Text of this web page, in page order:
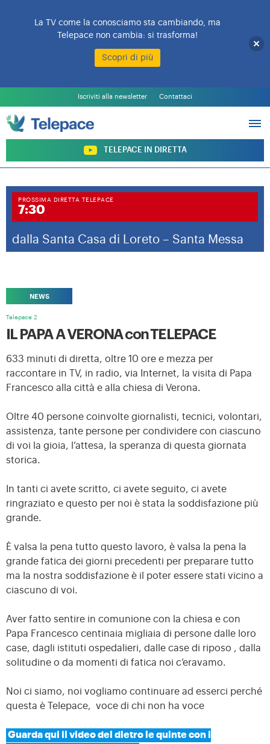
Iscriviti alla newsletter Contattaci
TELEPACE IN DIRETTA
L’EMITTENTE
PALINSESTO
PROGRAMMI
ARCHIVIO PROGRAMMI
SOSTIENI TELEPACE
PROSSIMA DIRETTA TELEPACE
7:30
dalla Santa Casa di Loreto – Santa Messa
NEWS
Telepace 2
IL PAPA A VERONA con TELEPACE
633 minuti di diretta, oltre 10 ore e mezza per
raccontare in TV, in radio, via Internet, la visita di Papa
Francesco alla città e alla chiesa di Verona.
Oltre 40 persone coinvolte giornalisti, tecnici, volontari,
assistenza, tante persone per condividere con ciascuno
di voi la gioia, l’attesa, la speranza di questa giornata
storica.
In tanti ci avete scritto, ci avete seguito, ci avete
ringraziato e questo per noi è stata la soddisfazione più
grande.
È valsa la pena tutto questo lavoro, è valsa la pena la
grande fatica dei giorni precedenti per preparare tutto
ma la nostra soddisfazione è il poter essere stati vicino a
ciascuno di voi.
Aver fatto sentire in comunione con la chiesa e con
Papa Francesco centinaia migliaia di persone dalle loro
case, dagli istituti ospedalieri, dalle case di riposo , dalla
solitudine o da momenti di fatica noi c’eravamo.
Noi ci siamo, noi vogliamo continuare ad esserci perché
questa è Telepace, voce di chi non ha voce
Guarda qui il video del dietro le quinte con i
La TV come la conosciamo sta cambiando, ma
Telepace non cambia: si trasforma!
Scopri di più